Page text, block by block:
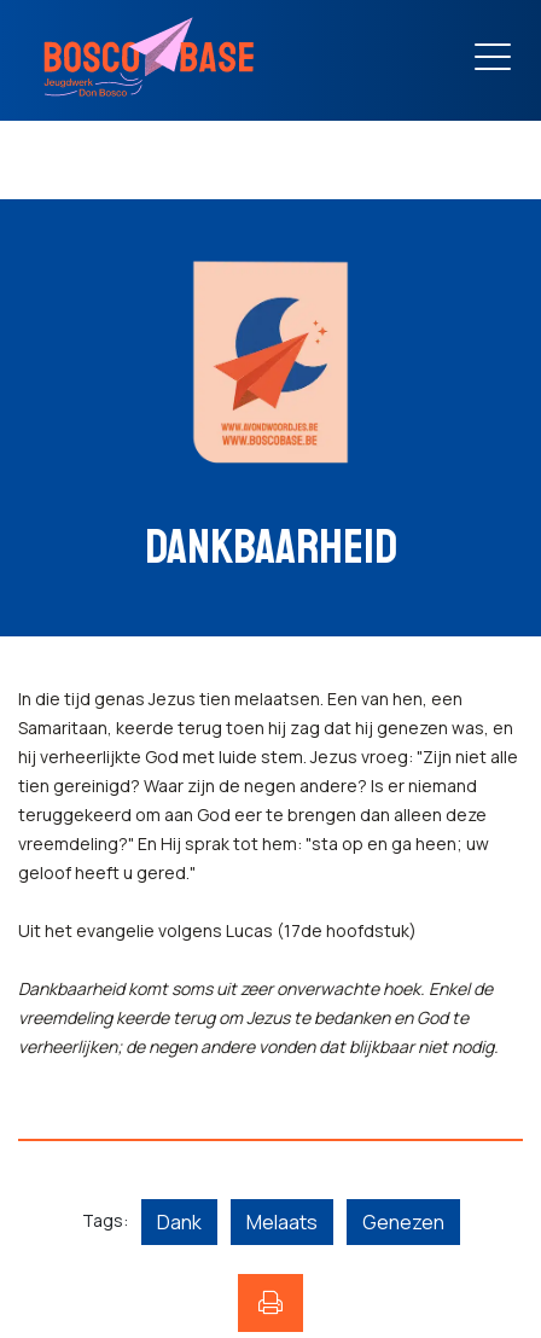
DANKBAARHEID
In die tijd genas Jezus tien melaatsen. Een van hen, een
Samaritaan, keerde terug toen hij zag dat hij genezen was, en
hij verheerlijkte God met luide stem. Jezus vroeg: "Zijn niet alle
tien gereinigd? Waar zijn de negen andere? Is er niemand
teruggekeerd om aan God eer te brengen dan alleen deze
vreemdeling?" En Hij sprak tot hem: "sta op en ga heen; uw
geloof heeft u gered."
Uit het evangelie volgens Lucas (17de hoofdstuk)
Dankbaarheid komt soms uit zeer onverwachte hoek. Enkel de
vreemdeling keerde terug om Jezus te bedanken en God te
verheerlijken; de negen andere vonden dat blijkbaar niet nodig.
Tags: Dank Melaats Genezen